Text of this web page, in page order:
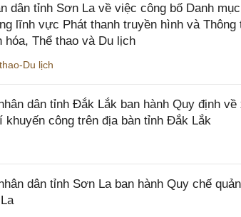
dân tỉnh Sơn La về việc công bố Danh
lĩnh vực Phát thanh truyền hình và Thông
Thể thao và Du lịch
Du lịch
dân tỉnh Đắk Lắk ban hành Quy định
công trên địa bàn tỉnh Đắk Lắk
dân tỉnh Sơn La ban hành Quy chế